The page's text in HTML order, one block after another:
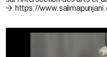
https://